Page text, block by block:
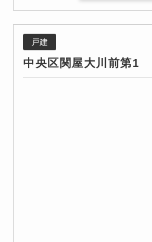
戸建
中央区関屋大川前第1